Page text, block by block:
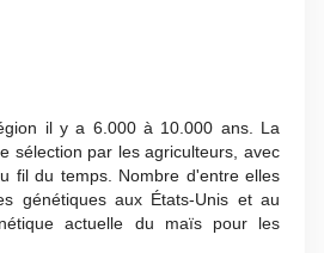
il y a 6.000 à 10.000 ans. La
sélection par les agriculteurs, avec
fil du temps. Nombre d'entre elles
génétiques aux États-Unis et au
actuelle du maïs pour les